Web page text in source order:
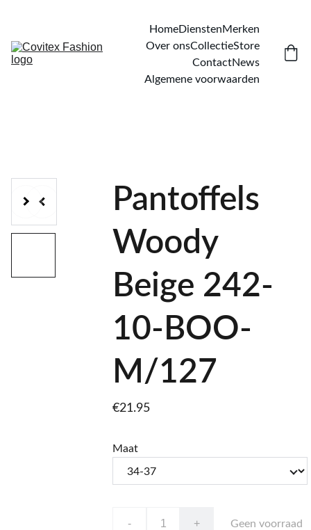
HomeDienstenMerken
Over onsCollectieStore
ContactNews
Algemene voorwaarden
Pantoffels
Woody
Beige 242-
10-BOO-
M/127
€21.95
Maat
- + Geen voorraad